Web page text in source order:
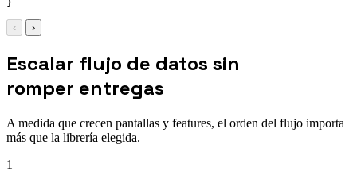
‹ ›
Escalar flujo de datos sin
romper entregas
A medida que crecen pantallas y features, el orden del flujo importa
más que la librería elegida.
1